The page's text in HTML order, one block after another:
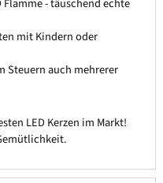
- täuschend echte
mit Kindern oder
Steuern auch mehrerer
LED Kerzen im Markt!